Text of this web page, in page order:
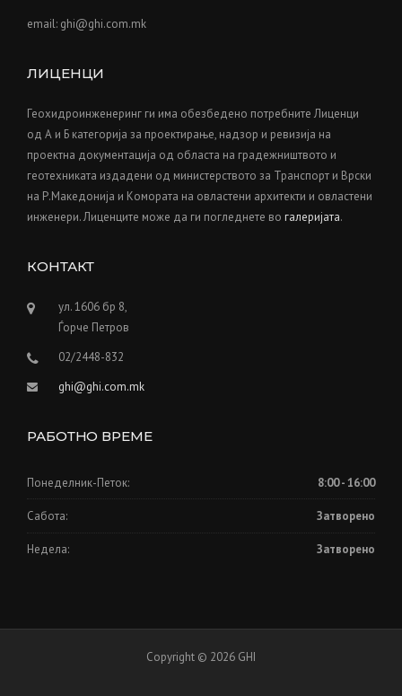
email: ghi@ghi.com.mk
ЛИЦЕНЦИ
Геохидроинженеринг ги има обезбедено потребните Лиценци
од А и Б категорија за проектирање, надзор и ревизија на
проектна документација од областа на градежништвото и
геотехниката издадени од министерството за Транспорт и Врски
на Р.Македонија и Kомората на овластени архитекти и овластени
инженери. Лиценците може да ги погледнете во галеријата.
КОНТАКТ
ул. 1606 бр 8,
Ѓорче Петров
02/2448-832
ghi@ghi.com.mk
РАБОТНО ВРЕМЕ
Понеделник-Петок: 8:00 - 16:00
Сабота: Затворено
Недела: Затворено
Copyright © 2026 GHI